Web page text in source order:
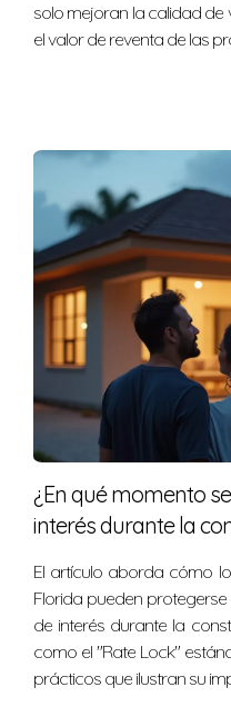
¿Qué ocurre si la
acordado?
Puedes renegociar el
diferencia.
¿Es necesario
comprar?
Sí, es altamente
para identificar
¿Qué gastos debo
precio de compra?
Además del precio,
impuestos, honorarios
No dudes en
asesoramiento
compra inmobiliaria.
Estoy aquí para
este proceso tan
solo mejoran la calidad de
el valor de reventa de las
¿En qué momento
interés durante la
El artículo aborda cómo
Florida pueden
de interés durante la
como el "Rate Lock"
prácticos que ilustran su